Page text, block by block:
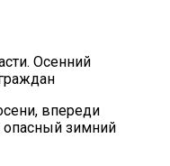
впереди
опасный зимний